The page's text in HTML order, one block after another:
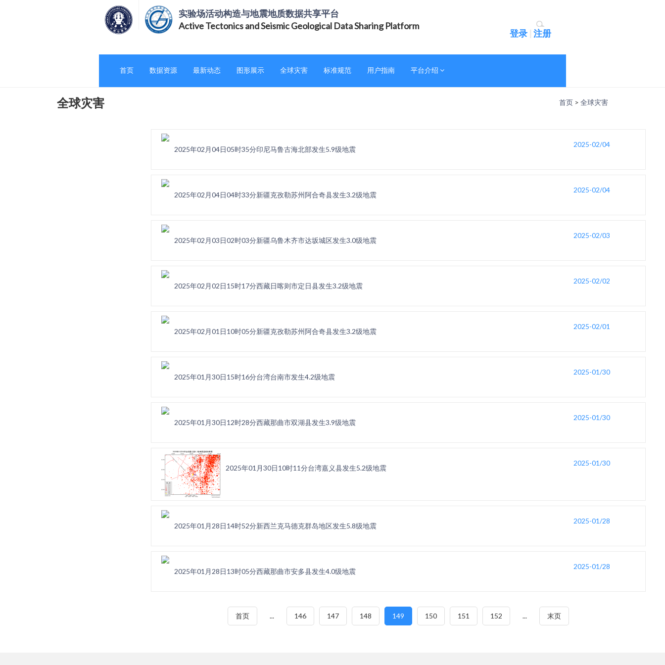
实验场活动构造与地震地质数据共享平台
Active Tectonics and Seismic Geological Data Sharing Platform
登录 注册
首页 数据资源 最新动态 图形展示 全球灾害 标准规范 用户指南 平台介绍
全球灾害 首页> 全球灾害
2025年02月04日05时35分印尼马鲁古海北部发生5.9级地震
2025-02/04
2025年02月04日04时33分新疆克孜勒苏州阿合奇县发生3.2级地震
2025-02/04
2025年02月03日02时03分新疆乌鲁木齐市达坂城区发生3.0级地震
2025-02/03
2025年02月02日15时17分西藏日喀则市定日县发生3.2级地震
2025-02/02
2025年02月01日10时05分新疆克孜勒苏州阿合奇县发生3.2级地震
2025-02/01
2025年01月30日15时16分台湾台南市发生4.2级地震
2025-01/30
2025年01月30日12时28分西藏那曲市双湖县发生3.9级地震
2025-01/30
2025年01月30日10时11分台湾嘉义县发生5.2级地震
2025-01/30
2025年01月28日14时52分新西兰克马德克群岛地区发生5.8级地震
2025-01/28
2025年01月28日13时05分西藏那曲市安多县发生4.0级地震
2025-01/28
首页 ... 146 147 148 149 150 151 152 ... 末页